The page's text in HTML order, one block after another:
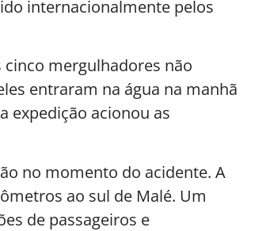
internacionalmente pelos
mergulhadores não
entraram na água na manhã
expedição acionou as
no momento do acidente. A
ao sul de Malé. Um
de passageiros e